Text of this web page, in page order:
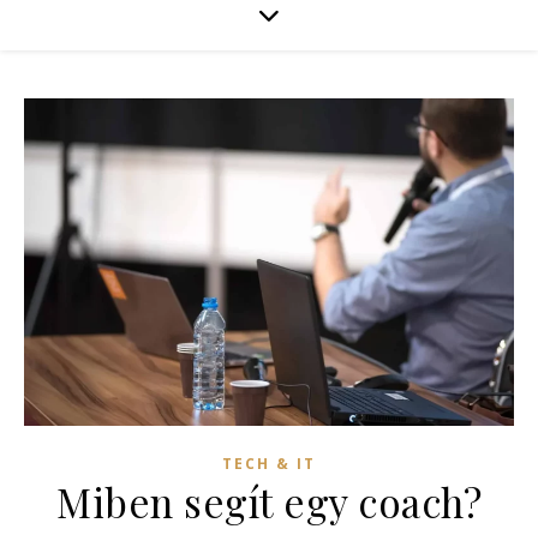
TECH & IT
Miben segít egy coach?